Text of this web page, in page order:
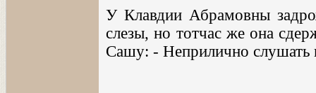
У Клавдии Абрамовны
слезы, но тотчас же она
Сашу: - Неприлично слушать